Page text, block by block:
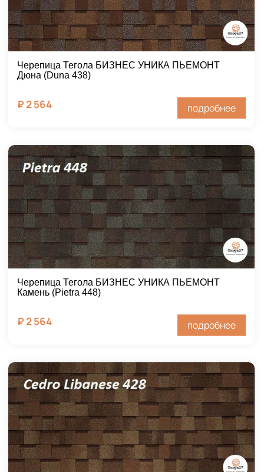
Черепица Тегола БИЗНЕС УНИКА ПЬЕМОНТ
Дюна (Duna 438)
₽2 564 подробнее
Черепица Тегола БИЗНЕС УНИКА ПЬЕМОНТ
Камень (Pietra 448)
₽2 564 подробнее